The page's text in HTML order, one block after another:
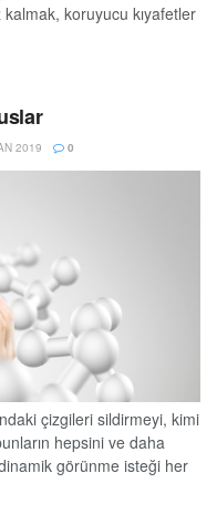
kalmak, koruyucu kıyafetler
cilt hasarlarını ve cilt
karşı hassasiyeti olan
Şişli Hastanesi
2019 0
çizgileri sildirmeyi, kimi
hepsini ve daha
görünme isteği her
durumda. Bu istekleri
yeterli gelirken, bazen